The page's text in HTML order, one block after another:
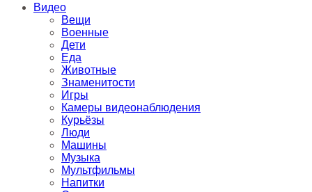
Видео
Вещи
Военные
Дети
Еда
Животные
Знаменитости
Игры
Камеры видеонаблюдения
Курьёзы
Люди
Машины
Музыка
Мультфильмы
Напитки